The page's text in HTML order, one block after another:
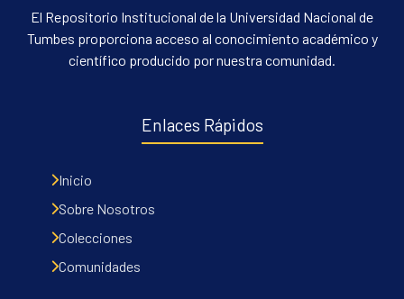
All of DSpace
Statistics
Contacto
El Repositorio Institucional de la Universidad Nacional de
Tumbes proporciona acceso al conocimiento académico y
científico producido por nuestra comunidad.
Enlaces Rápidos
Inicio
Sobre Nosotros
Colecciones
Comunidades